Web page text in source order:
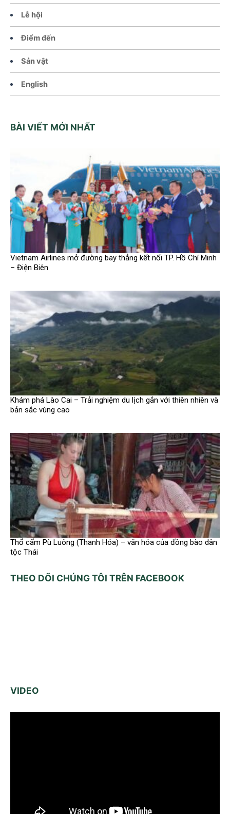
Lễ hội
Điểm đến
Sản vật
English
BÀI VIẾT MỚI NHẤT
Vietnam Airlines mở đường bay thẳng kết nối TP. Hồ Chí Minh
– Điện Biên
Khám phá Lào Cai – Trải nghiệm du lịch gắn với thiên nhiên và
bản sắc vùng cao
Thổ cẩm Pù Luông (Thanh Hóa) – văn hóa của đồng bào dân
tộc Thái
THEO DÕI CHÚNG TÔI TRÊN FACEBOOK
VIDEO